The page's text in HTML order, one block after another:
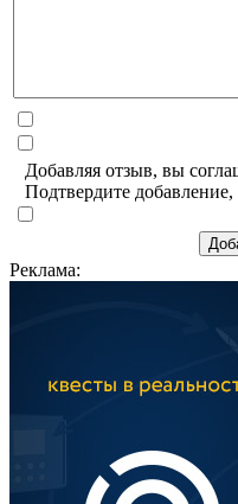
Добавляя отзыв, вы
Подтвердите добавление,
Реклама: